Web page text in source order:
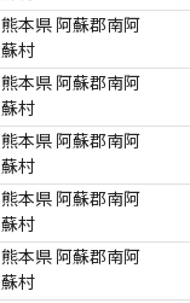
熊本県 阿蘇郡南阿
蘇村
熊本県 阿蘇郡南阿
蘇村
熊本県 阿蘇郡南阿
蘇村
熊本県 阿蘇郡南阿
蘇村
熊本県 阿蘇郡南阿
蘇村